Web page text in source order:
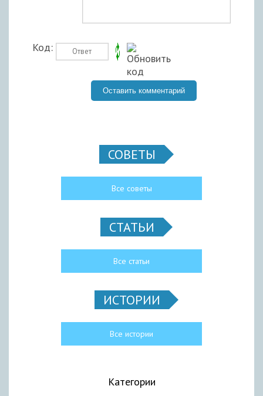
Код:
СОВЕТЫ
Все советы
СТАТЬИ
Все статьи
ИСТОРИИ
Все истории
Категории